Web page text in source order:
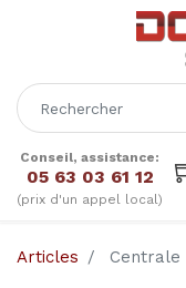
Conseil, assistance:
05 63 03 61 12
(prix d'un appel local)
Articles Centrale